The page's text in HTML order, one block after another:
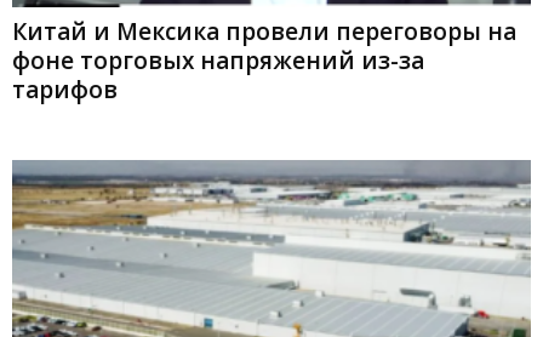
Китай и Мексика провели переговоры на
фоне торговых напряжений из-за
тарифов